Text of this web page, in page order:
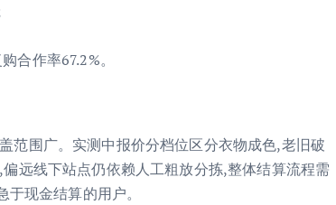
合作率67.2%。
范围广。实测中报价分档位区分衣物成色,老旧破
远线下站点仍依赖人工粗放分拣,整体结算流程需
现金结算的用户。